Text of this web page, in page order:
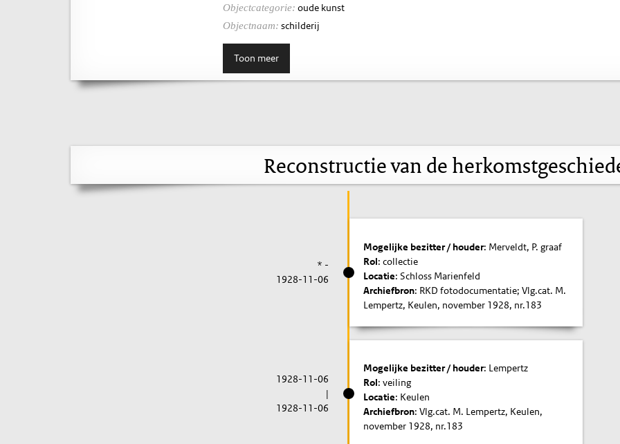
Objectcategorie: oude kunst
Objectnaam: schilderij
Toon meer
Reconstructie van de
* -
1928-11-06
Mogelijke bezitter / houder: Merveldt, P. graaf
Rol: collectie
Locatie: Schloss Marienfeld
Archiefbron: RKD fotodocumentatie; Vlg.cat. M.
Lempertz, Keulen, november 1928, nr.183
1928-11-06
|
1928-11-06
Mogelijke bezitter / houder: Lempertz
Rol: veiling
Locatie: Keulen
Archiefbron: Vlg.cat. M. Lempertz, Keulen,
november 1928, nr.183